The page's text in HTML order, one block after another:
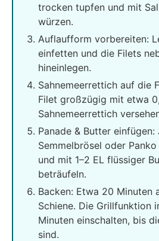
trocken tupfen und mit
würzen.
Auflaufform vorbereiten:
einfetten und die Filets
hineinlegen.
Sahnemeerrettich auf die
Filet großzügig mit etwa
Sahnemeerrettich
Panade & Butter einfügen:
Semmelbrösel oder
und mit 1–2 EL flüssiger
beträufeln.
Backen: Etwa 20 Minuten
Schiene. Die Grillfunktion
Minuten einschalten, bis
sind.